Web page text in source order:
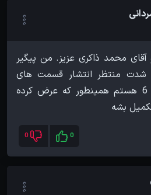
محمد ذاکری عزیز. من پیگیر
شدت منتظر انتشار قسمت های
بعدی یعنی قسمت 5 و 6 هستم همینطور که عرض کرده
0
0